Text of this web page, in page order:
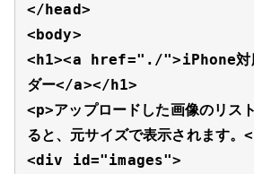
</head>
<body>
<h1><a href="./">iPhone対応
ダー</a></h1>
<p>アップロードした画像のリス
ると、元サイズで表示されます。
<div id="images">